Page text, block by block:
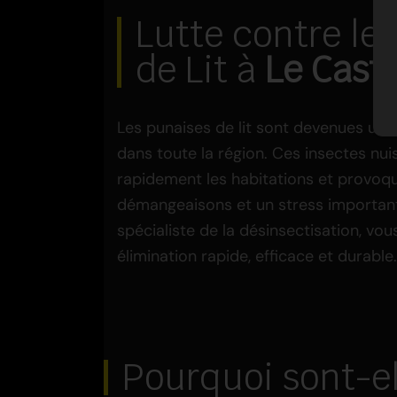
Lutte contre
de Lit à Le
Les punaises de lit sont devenues un
dans toute la région. Ces insectes
rapidement les habitations et
démangeaisons et un stress
spécialiste de la désinsectisation,
élimination rapide, efficace et durable.
Pourquoi sont-